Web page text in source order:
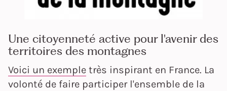
Une citoyenneté active pour l'avenir des
territoires des montagnes
Voici un exemple très inspirant en France. La
volonté de faire participer l'ensemble de la